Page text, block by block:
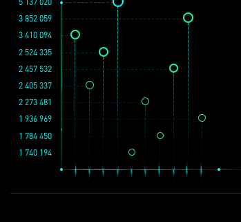
1 936 969
3 852 059
2 457 532
1 784 450
2 273 481
1 740 194
2 524 335
2 405 337
3 410 094